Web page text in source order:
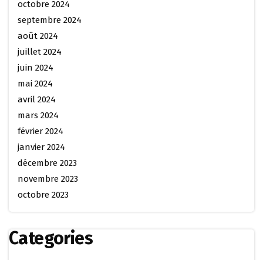
octobre 2024
septembre 2024
août 2024
juillet 2024
juin 2024
mai 2024
avril 2024
mars 2024
février 2024
janvier 2024
décembre 2023
novembre 2023
octobre 2023
Categories